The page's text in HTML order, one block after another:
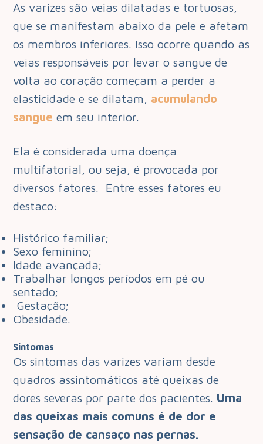
As varizes são veias dilatadas e tortuosas,
que se manifestam abaixo da pele e afetam
os membros inferiores. Isso ocorre quando as
veias responsáveis por levar o sangue de
volta ao coração começam a perder a
elasticidade e se dilatam, acumulando
sangue em seu interior.
Ela é considerada uma doença
multifatorial, ou seja, é provocada por
diversos fatores. Entre esses fatores eu
destaco:
Histórico familiar;
Sexo feminino;
Idade avançada;
Trabalhar longos períodos em pé ou
sentado;
Gestação;
Obesidade.
Sintomas
Os sintomas das varizes variam desde
quadros assintomáticos até queixas de
dores severas por parte dos pacientes. Uma
das queixas mais comuns é de dor e
sensação de cansaço nas pernas.